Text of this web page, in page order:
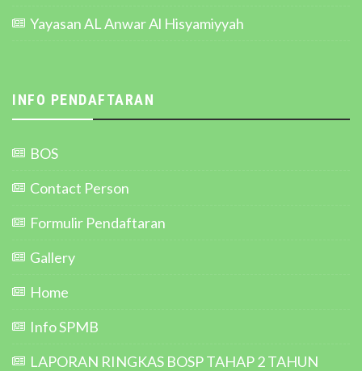
Yayasan AL Anwar Al Hisyamiyyah
INFO PENDAFTARAN
BOS
Contact Person
Formulir Pendaftaran
Gallery
Home
Info SPMB
LAPORAN RINGKAS BOSP TAHAP 2 TAHUN